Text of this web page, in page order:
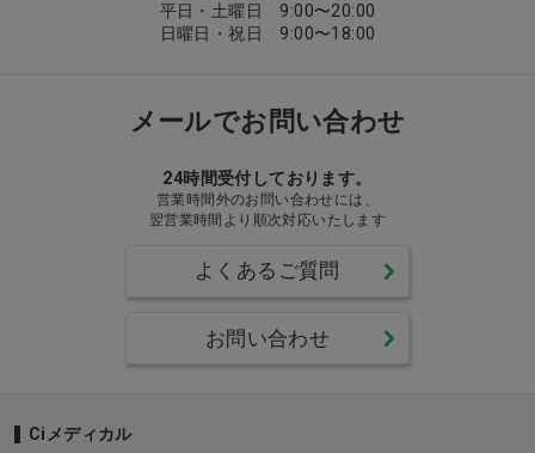
平日・土曜日 9:00〜20:00
日曜日・祝日 9:00〜18:00
メールでお問い合わせ
24時間受付しております。
営業時間外のお問い合わせには、
翌営業時間より順次対応いたします
よくあるご質問
お問い合わせ
Ciメディカル